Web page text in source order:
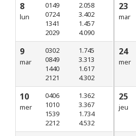
8
lun
0149
0724
1341
2029
2.058
3.402
1.457
4.090
9
mar
0302
0849
1440
2121
1.745
3.313
1.617
4.302
10
mer
0406
1010
1539
2212
1.362
3.367
1.734
4.532
23
mar
24
mer
25
jeu